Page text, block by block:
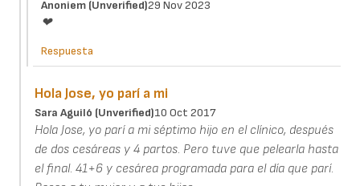
Anoniem (unverified)29 Nov 2023
❤
Respuesta
Hola Jose, yo parí a mi
Sara Aguiló (unverified)10 Oct 2017
Hola Jose, yo parí a mi séptimo hijo en el clínico, después
de dos cesáreas y 4 partos. Pero tuve que pelearla hasta
el final. 41+6 y cesárea programada para el día que parí.